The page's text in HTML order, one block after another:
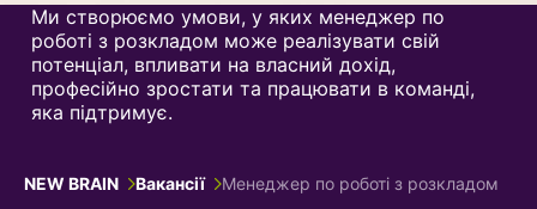
Ми створюємо умови, у яких менеджер по
роботі з розкладом може реалізувати свій
потенціал, впливати на власний дохід,
професійно зростати та працювати в команді,
яка підтримує.
NEW BRAIN Вакансії Менеджер по роботі з розкладом